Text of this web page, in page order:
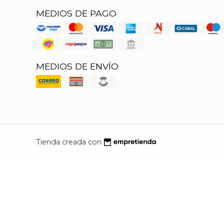
MEDIOS DE PAGO
MEDIOS DE ENVÍO
Tienda creada con